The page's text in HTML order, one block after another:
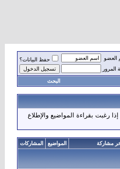
العضو
حفظ البيانات؟
المرور
البحث
رغبت بقراءة المواضيع والإطلاع
مشاركة المواضيع المشاركات